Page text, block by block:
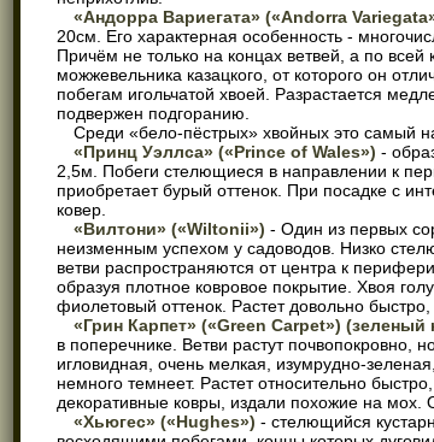
«Андорра Вариегата» («Andorra Variegata
20см. Его характерная особенность -
Причём не только на концах ветвей, а по
можжевельника казацкого, от которого он
побегам игольчатой хвоей. Разрастается
подвержен подгоранию.
Среди «бело-пёстрых» хвойных это самый
«Принц Уэллса» («Prince of Wales») -
2,5м. Побеги стелющиеся в направлении к
приобретает бурый оттенок. При посадке с
ковер.
«Вилтони» («Wiltonii») - Один из первых
неизменным успехом у садоводов. Низко
ветви распространяются от центра к
образуя плотное ковровое покрытие. Хвоя
фиолетовый оттенок. Растет довольно
«Грин Карпет» («Green Carpet») (зеленый
в поперечнике. Ветви растут почвопокровно,
игловидная, очень мелкая, изумрудно-
немного темнеет. Растет относительно
декоративные ковры, издали похожие на мох.
«Хьюгес» («Hughes») - стелющийся